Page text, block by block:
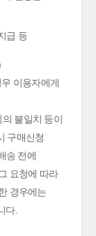
급 등
이용자에게
불일치 등이
구매신청
송 전에
요청에 따라
경우에는
다.